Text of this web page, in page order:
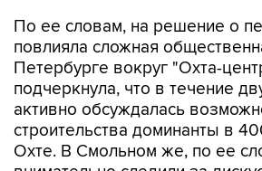
По ее словам, на решение о
повлияла сложная
Петербурге вокруг "Охта-
подчеркнула, что в течение
активно обсуждалась
строительства доминанты в
Охте. В Смольном же, по ее